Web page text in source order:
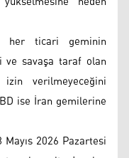
her ticari geminin
ve savaşa taraf olan
verilmeyeceğini
ise İran gemilerine
2026 Pazartesi